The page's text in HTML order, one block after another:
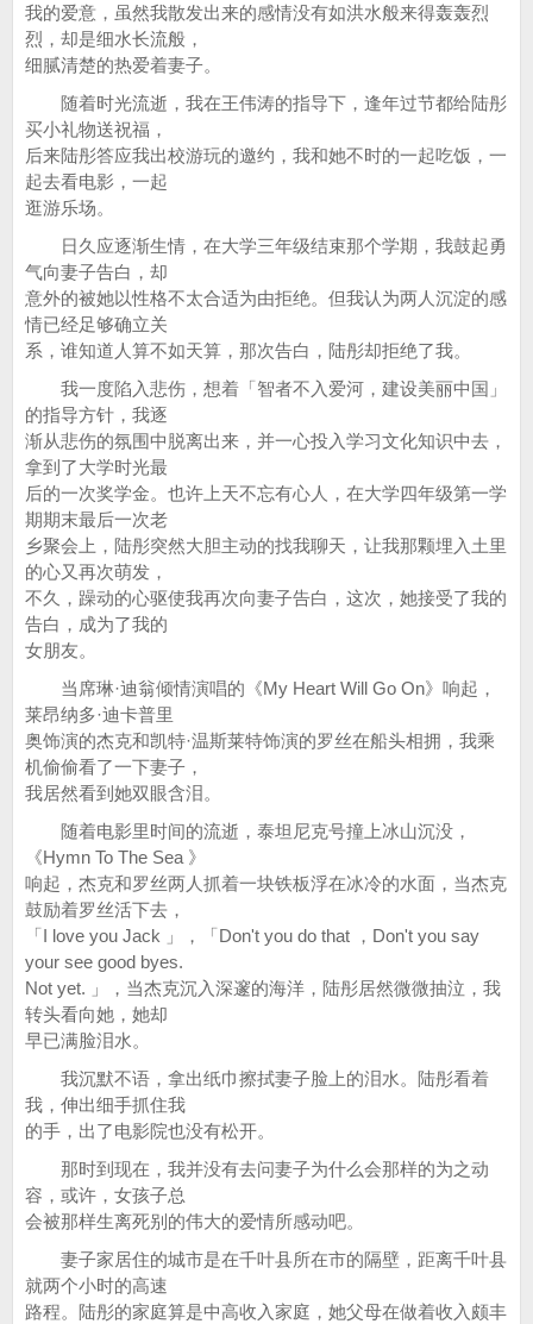
我的爱意，虽然我散发出来的感情没有如洪水般来得轰轰烈
烈，却是细水长流般，
细腻清楚的热爱着妻子。
随着时光流逝，我在王伟涛的指导下，逢年过节都给陆彤
买小礼物送祝福，
后来陆彤答应我出校游玩的邀约，我和她不时的一起吃饭，一
起去看电影，一起
逛游乐场。
日久应逐渐生情，在大学三年级结束那个学期，我鼓起勇
气向妻子告白，却
意外的被她以性格不太合适为由拒绝。但我认为两人沉淀的感
情已经足够确立关
系，谁知道人算不如天算，那次告白，陆彤却拒绝了我。
我一度陷入悲伤，想着「智者不入爱河，建设美丽中国」
的指导方针，我逐
渐从悲伤的氛围中脱离出来，并一心投入学习文化知识中去，
拿到了大学时光最
后的一次奖学金。也许上天不忘有心人，在大学四年级第一学
期期末最后一次老
乡聚会上，陆彤突然大胆主动的找我聊天，让我那颗埋入土里
的心又再次萌发，
不久，躁动的心驱使我再次向妻子告白，这次，她接受了我的
告白，成为了我的
女朋友。
当席琳·迪翁倾情演唱的《My Heart Will Go On》响起，
莱昂纳多·迪卡普里
奥饰演的杰克和凯特·温斯莱特饰演的罗丝在船头相拥，我乘
机偷偷看了一下妻子，
我居然看到她双眼含泪。
随着电影里时间的流逝，泰坦尼克号撞上冰山沉没，
《Hymn To The Sea 》
响起，杰克和罗丝两人抓着一块铁板浮在冰冷的水面，当杰克
鼓励着罗丝活下去，
「I love you Jack 」，「Don't you do that ，Don't you say
your see good byes.
Not yet. 」，当杰克沉入深邃的海洋，陆彤居然微微抽泣，我
转头看向她，她却
早已满脸泪水。
我沉默不语，拿出纸巾擦拭妻子脸上的泪水。陆彤看着
我，伸出细手抓住我
的手，出了电影院也没有松开。
那时到现在，我并没有去问妻子为什么会那样的为之动
容，或许，女孩子总
会被那样生离死别的伟大的爱情所感动吧。
妻子家居住的城市是在千叶县所在市的隔壁，距离千叶县
就两个小时的高速
路程。陆彤的家庭算是中高收入家庭，她父母在做着收入颇丰